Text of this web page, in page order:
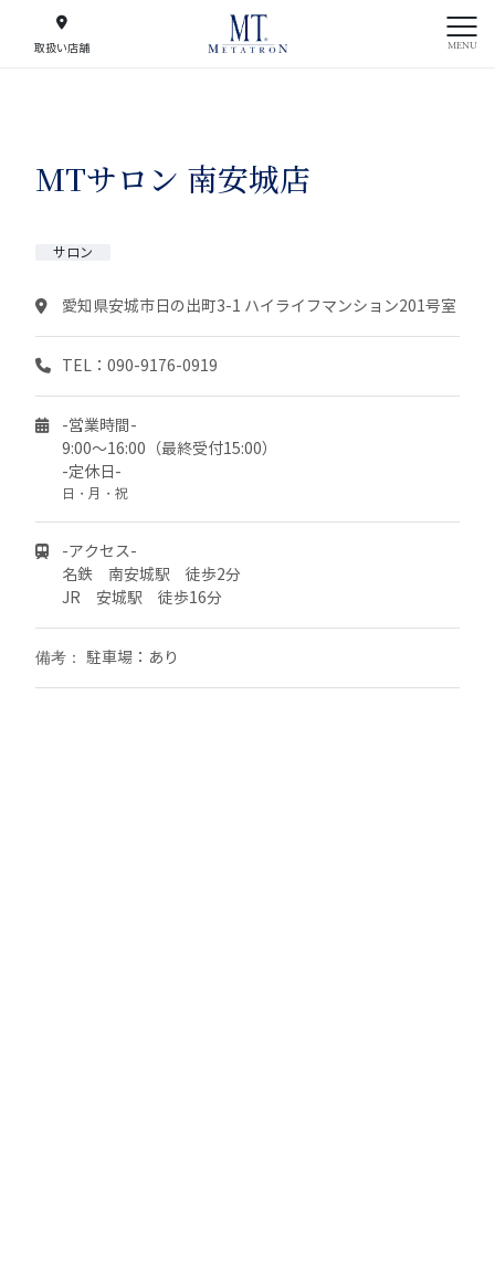
取扱い店舗 MENU
MTサロン 南安城店
サロン
愛知県安城市日の出町3-1 ハイライフマンション201号室
TEL：090-9176-0919
-営業時間-
9:00～16:00（最終受付15:00）
-定休日-
日・月・祝
-アクセス-
名鉄 南安城駅 徒歩2分
JR 安城駅 徒歩16分
駐車場：あり